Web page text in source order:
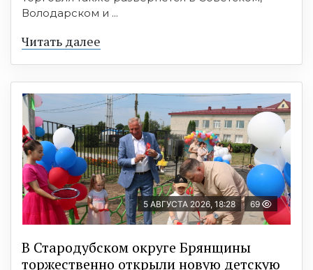
Володарском и ...
Читать далее
5 АВГУСТА 2026, 18:28 69
В Стародубском округе Брянщины
торжественно открыли новую детскую